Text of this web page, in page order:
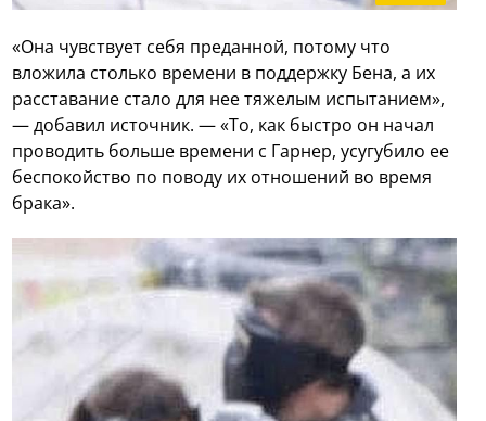
«Она чувствует себя преданной, потому что
вложила столько времени в поддержку Бена, а их
расставание стало для нее тяжелым испытанием»,
— добавил источник. — «То, как быстро он начал
проводить больше времени с Гарнер, усугубило ее
беспокойство по поводу их отношений во время
брака».